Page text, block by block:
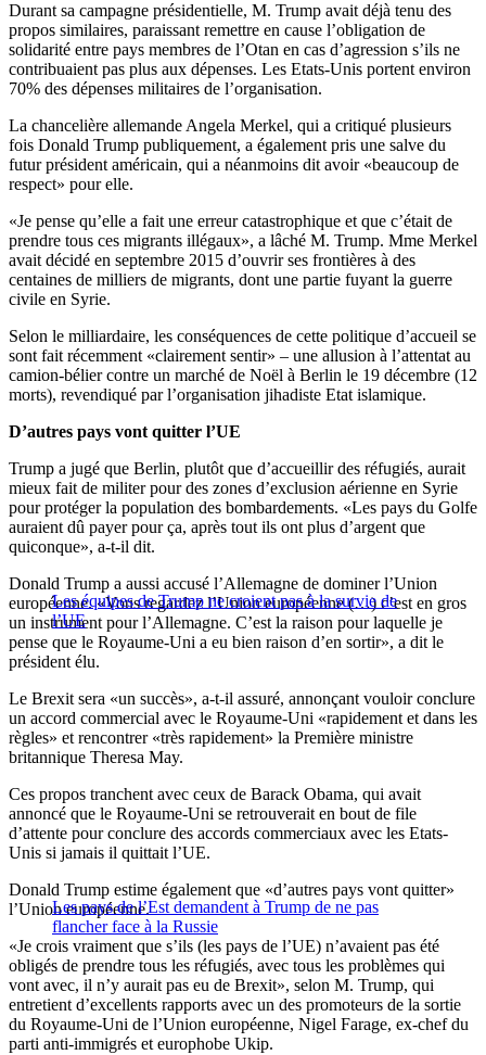
Durant sa campagne présidentielle, M. Trump avait déjà tenu des
propos similaires, paraissant remettre en cause l’obligation de
solidarité entre pays membres de l’Otan en cas d’agression s’ils ne
contribuaient pas plus aux dépenses. Les Etats-Unis portent environ
70% des dépenses militaires de l’organisation.
La chancelière allemande Angela Merkel, qui a critiqué plusieurs
fois Donald Trump publiquement, a également pris une salve du
futur président américain, qui a néanmoins dit avoir «beaucoup de
respect» pour elle.
«Je pense qu’elle a fait une erreur catastrophique et que c’était de
prendre tous ces migrants illégaux», a lâché M. Trump. Mme Merkel
avait décidé en septembre 2015 d’ouvrir ses frontières à des
centaines de milliers de migrants, dont une partie fuyant la guerre
civile en Syrie.
Selon le milliardaire, les conséquences de cette politique d’accueil se
sont fait récemment «clairement sentir» – une allusion à l’attentat au
camion-bélier contre un marché de Noël à Berlin le 19 décembre (12
morts), revendiqué par l’organisation jihadiste Etat islamique.
D’autres pays vont quitter l’UE
Trump a jugé que Berlin, plutôt que d’accueillir des réfugiés, aurait
mieux fait de militer pour des zones d’exclusion aérienne en Syrie
pour protéger la population des bombardements. «Les pays du Golfe
auraient dû payer pour ça, après tout ils ont plus d’argent que
quiconque», a-t-il dit.
Les équipes de Trump ne croient pas à la survie de
l’UE
Donald Trump a aussi accusé l’Allemagne de dominer l’Union
européenne. «Vous regardez l’Union européenne (…) c’est en gros
un instrument pour l’Allemagne. C’est la raison pour laquelle je
pense que le Royaume-Uni a eu bien raison d’en sortir», a dit le
président élu.
Le Brexit sera «un succès», a-t-il assuré, annonçant vouloir conclure
un accord commercial avec le Royaume-Uni «rapidement et dans les
règles» et rencontrer «très rapidement» la Première ministre
britannique Theresa May.
Ces propos tranchent avec ceux de Barack Obama, qui avait
annoncé que le Royaume-Uni se retrouverait en bout de file
d’attente pour conclure des accords commerciaux avec les Etats-
Unis si jamais il quittait l’UE.
Les pays de l’Est demandent à Trump de ne pas
flancher face à la Russie
Donald Trump estime également que «d’autres pays vont quitter»
l’Union européenne.
«Je crois vraiment que s’ils (les pays de l’UE) n’avaient pas été
obligés de prendre tous les réfugiés, avec tous les problèmes qui
vont avec, il n’y aurait pas eu de Brexit», selon M. Trump, qui
entretient d’excellents rapports avec un des promoteurs de la sortie
du Royaume-Uni de l’Union européenne, Nigel Farage, ex-chef du
parti anti-immigrés et europhobe Ukip.